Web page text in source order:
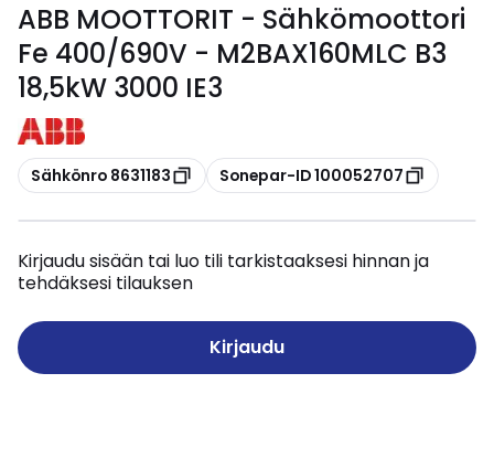
ABB MOOTTORIT - Sähkömoottori
Fe 400/690V - M2BAX160MLC B3
18,5kW 3000 IE3
Kopioi
Sähkönro 8631183 Kopioi
Sonepar-ID 100052707
Kirjaudu sisään tai luo tili tarkistaaksesi hinnan ja
tehdäksesi tilauksen
Kirjaudu